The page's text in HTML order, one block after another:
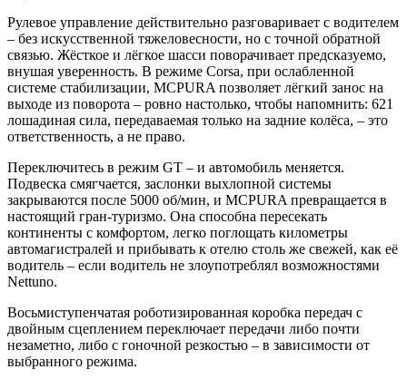
Рулевое управление действительно разговаривает с водителем
– без искусственной тяжеловесности, но с точной обратной
связью. Жёсткое и лёгкое шасси поворачивает предсказуемо,
внушая уверенность. В режиме Corsa, при ослабленной
системе стабилизации, MCPURA позволяет лёгкий занос на
выходе из поворота – ровно настолько, чтобы напомнить: 621
лошадиная сила, передаваемая только на задние колёса, – это
ответственность, а не право.
Переключитесь в режим GT – и автомобиль меняется.
Подвеска смягчается, заслонки выхлопной системы
закрываются после 5000 об/мин, и MCPURA превращается в
настоящий гран-туризмо. Она способна пересекать
континенты с комфортом, легко поглощать километры
автомагистралей и прибывать к отелю столь же свежей, как её
водитель – если водитель не злоупотреблял возможностями
Nettuno.
Восьмиступенчатая роботизированная коробка передач с
двойным сцеплением переключает передачи либо почти
незаметно, либо с гоночной резкостью – в зависимости от
выбранного режима.